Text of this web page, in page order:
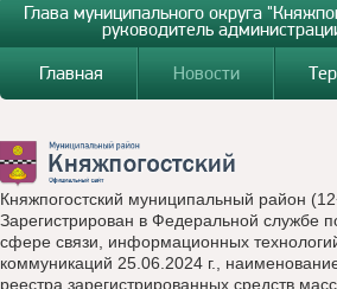
Глава муниципального округа
руководитель
Главная
Новости
Княжпогостский муниципальный район
Зарегистрирован в Федеральной службе
сфере связи, информационных
коммуникаций 25.06.2024 г.,
реестра зарегистрированных средств